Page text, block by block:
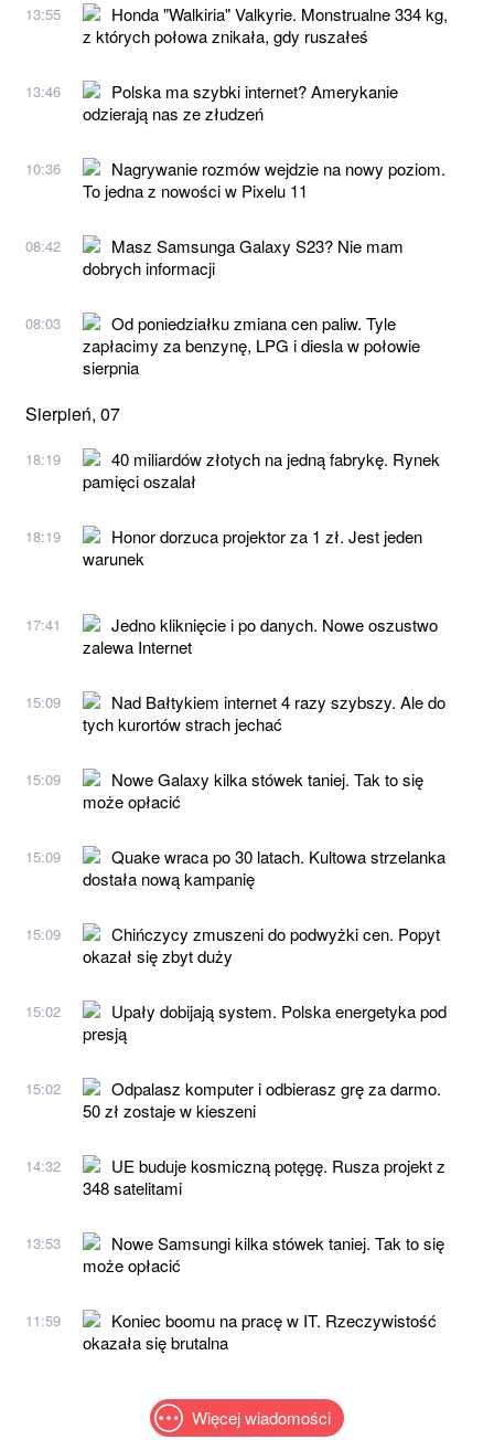
13:55
Honda "Walkiria" Valkyrie. Monstrualne 334 kg,
z których połowa znikała, gdy ruszałeś
13:46
Polska ma szybki internet? Amerykanie
odzierają nas ze złudzeń
10:36
Nagrywanie rozmów wejdzie na nowy poziom.
To jedna z nowości w Pixelu 11
08:42
Masz Samsunga Galaxy S23? Nie mam
dobrych informacji
08:03
Od poniedziałku zmiana cen paliw. Tyle
zapłacimy za benzynę, LPG i diesla w połowie
sierpnia
Sierpień, 07
18:19
40 miliardów złotych na jedną fabrykę. Rynek
pamięci oszalał
18:19
Honor dorzuca projektor za 1 zł. Jest jeden
warunek
17:41
Jedno kliknięcie i po danych. Nowe oszustwo
zalewa Internet
15:09
Nad Bałtykiem internet 4 razy szybszy. Ale do
tych kurortów strach jechać
15:09
Nowe Galaxy kilka stówek taniej. Tak to się
może opłacić
15:09
Quake wraca po 30 latach. Kultowa strzelanka
dostała nową kampanię
15:09
Chińczycy zmuszeni do podwyżki cen. Popyt
okazał się zbyt duży
15:02
Upały dobijają system. Polska energetyka pod
presją
15:02
Odpalasz komputer i odbierasz grę za darmo.
50 zł zostaje w kieszeni
14:32
UE buduje kosmiczną potęgę. Rusza projekt z
348 satelitami
13:53
Nowe Samsungi kilka stówek taniej. Tak to się
może opłacić
11:59
Koniec boomu na pracę w IT. Rzeczywistość
okazała się brutalna
Więcej wiadomości